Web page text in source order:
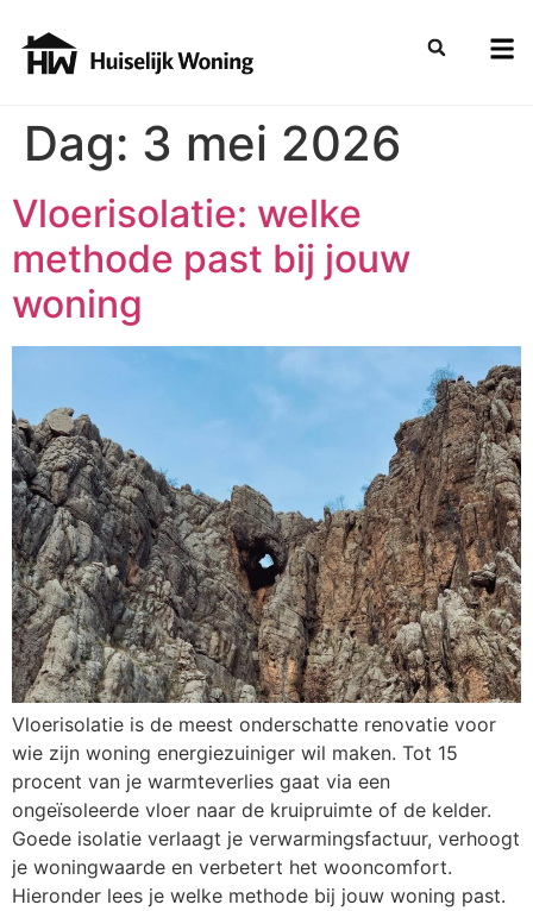
Dag: 3 mei 2026
Vloerisolatie: welke
methode past bij jouw
woning
Vloerisolatie is de meest onderschatte renovatie voor
wie zijn woning energiezuiniger wil maken. Tot 15
procent van je warmteverlies gaat via een
ongeïsoleerde vloer naar de kruipruimte of de kelder.
Goede isolatie verlaagt je verwarmingsfactuur, verhoogt
je woningwaarde en verbetert het wooncomfort.
Hieronder lees je welke methode bij jouw woning past.